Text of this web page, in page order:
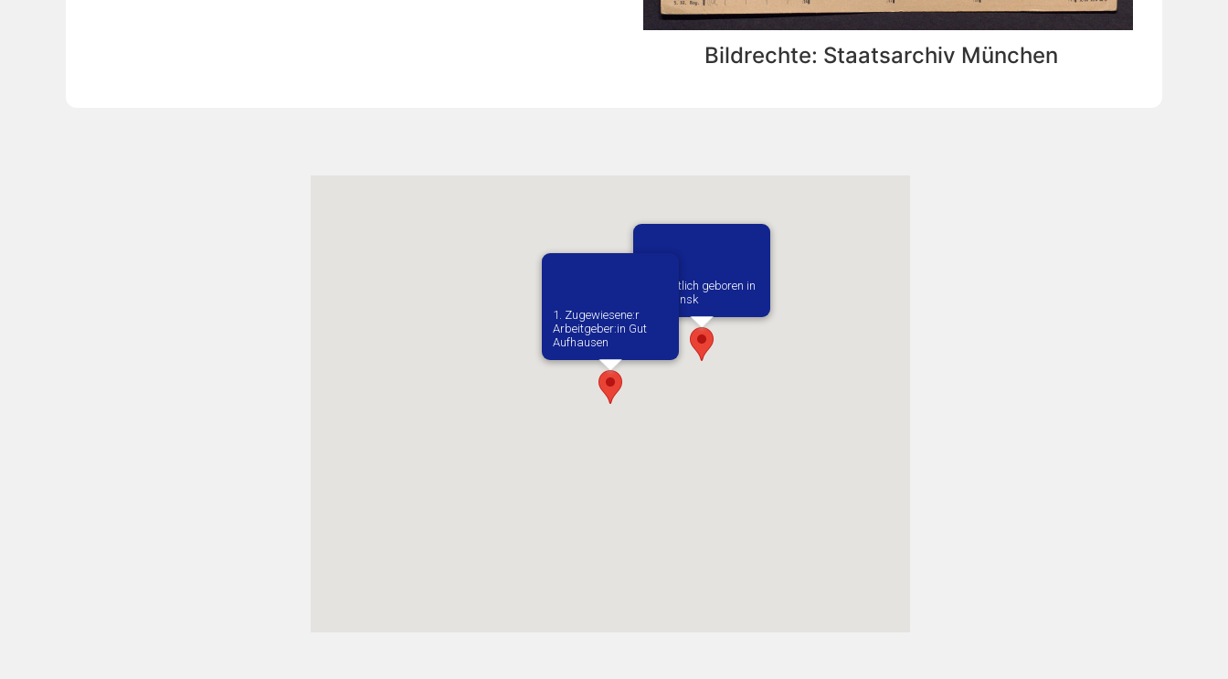
Bildrechte: Staatsarchiv München
Vermutlich geboren in
Zagnansk
1. Zugewiesene:r
Arbeitgeber:in​ Gut
Aufhausen